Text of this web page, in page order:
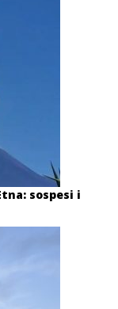
sospesi i